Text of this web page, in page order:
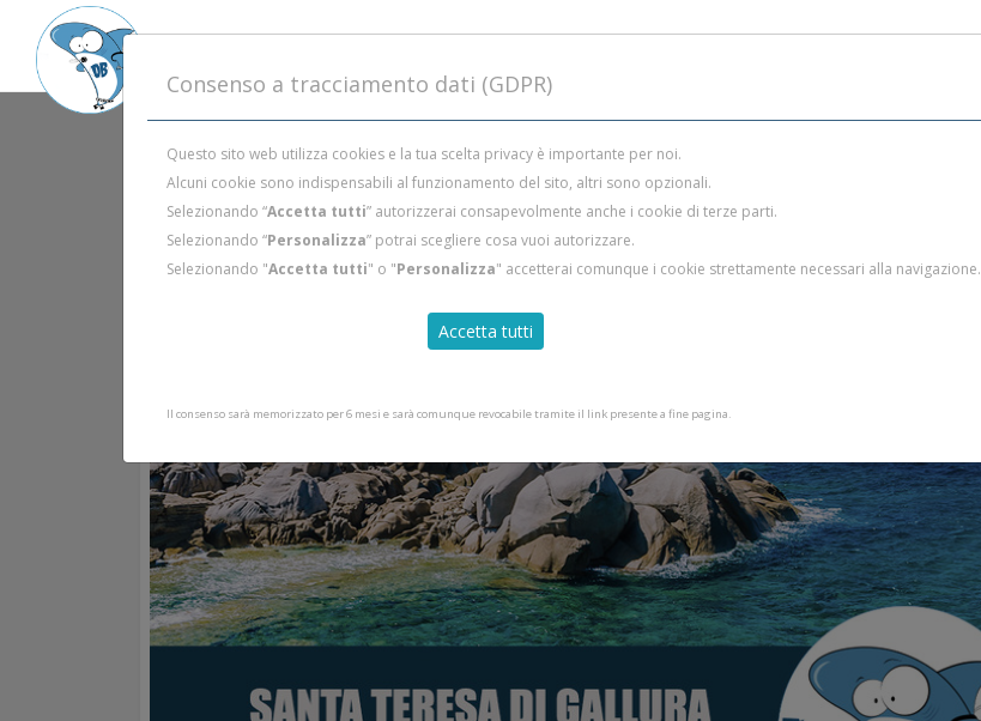
Consenso a tracciamento dati (GDPR)
Questo sito web utilizza cookies e la tua scelta privacy è importante per noi.
Alcuni cookie sono indispensabili al funzionamento del sito, altri sono opzionali.
Selezionando “Accetta tutti” autorizzerai consapevolmente anche i cookie di terze parti.
Selezionando “Personalizza” potrai scegliere cosa vuoi autorizzare.
Selezionando "Accetta tutti" o "Personalizza" accetterai comunque i cookie strettamente necessari alla navigazione.
Accetta tutti
Il consenso sarà memorizzato per 6 mesi e sarà comunque revocabile tramite il link presente a fine pagina.